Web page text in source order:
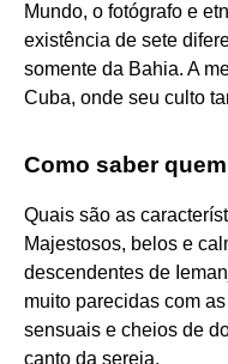
Mundo, o fotógrafo e
existência de sete
somente da Bahia. A
Cuba, onde seu culto
Como saber
Quais são as
Majestosos, belos e
descendentes de
muito parecidas com
sensuais e cheios de
canto da sereia.